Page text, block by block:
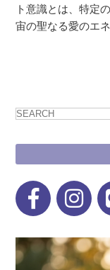
ト意識とは、特定
宙の聖なる愛のエ